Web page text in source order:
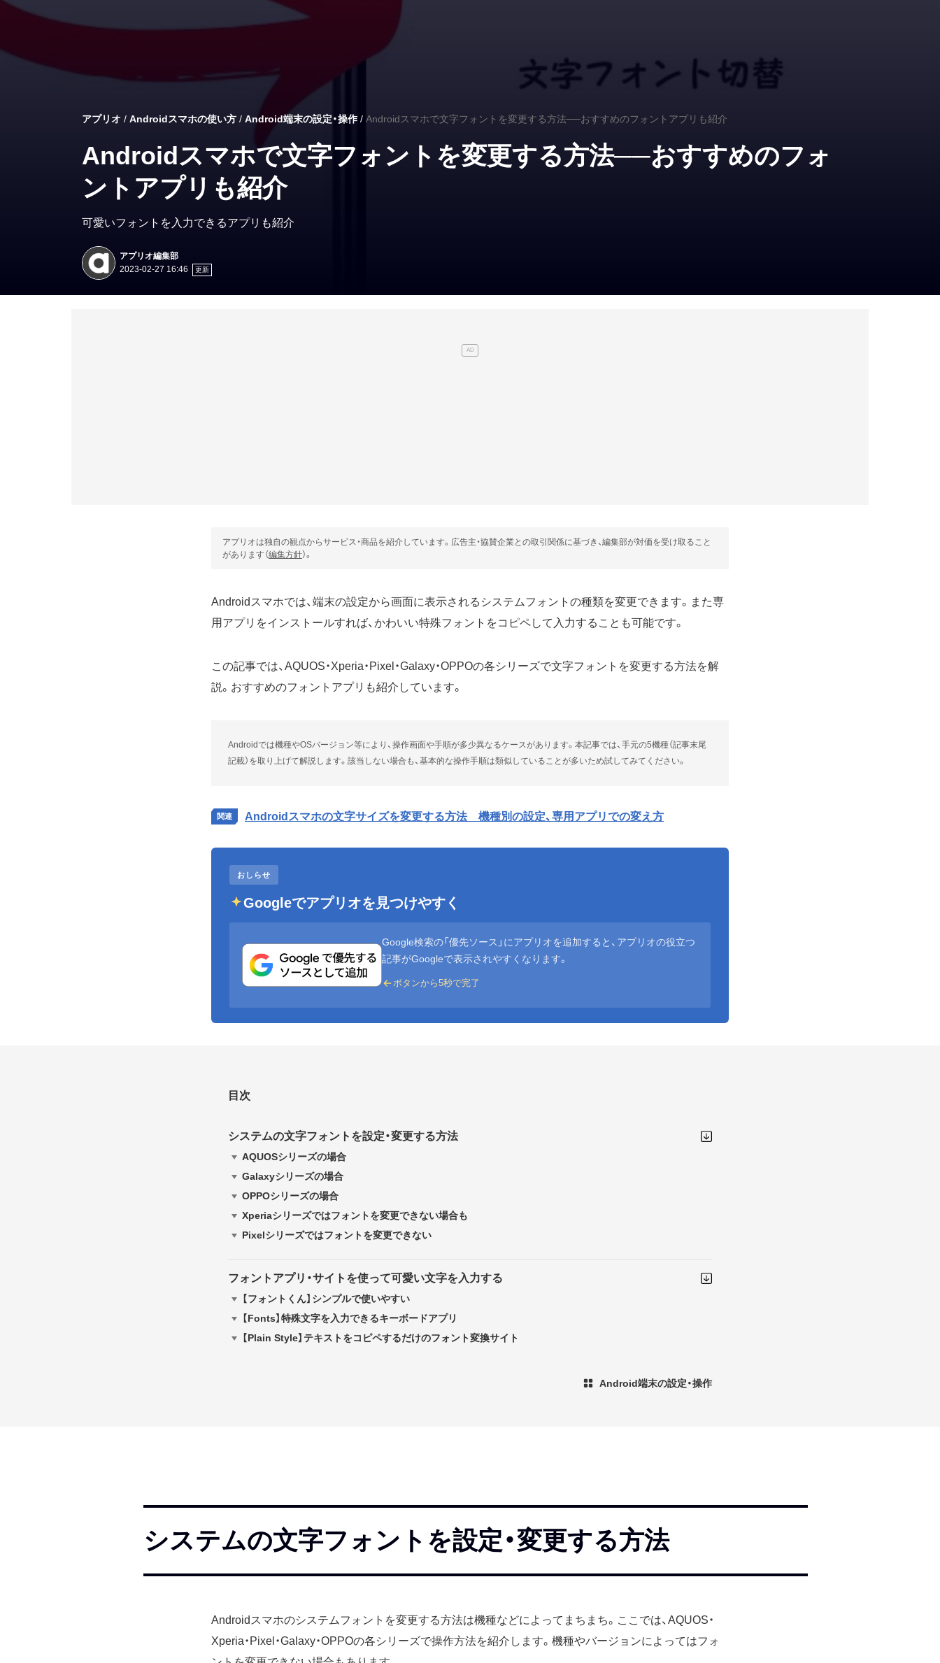
アプリオ Androidスマホの使い方 Android端末の設定・操作 Androidスマホで文字フォントを変更する方法──おすすめのフォントアプリも紹介
Androidスマホで文字フォントを変更する方法──おすすめのフォ
ントアプリも紹介
可愛いフォントを入力できるアプリも紹介
アプリオ編集部
2023-02-27 16:46
アプリオは独自の観点からサービス・商品を紹介しています。広告主・協賛企業との取引関係に基づき、編集部が対価を受け取ること
があります（編集方針）。
Androidスマホでは、端末の設定から画面に表示されるシステムフォントの種類を変更できます。また専
用アプリをインストールすれば、かわいい特殊フォントをコピペして入力することも可能です。
この記事では、AQUOS・Xperia・Pixel・Galaxy・OPPOの各シリーズで文字フォントを変更する方法を解
説。おすすめのフォントアプリも紹介しています。
Androidでは機種やOSバージョン等により、操作画面や手順が多少異なるケースがあります。本記事では、手元の5機種（記事末尾
記載）を取り上げて解説します。該当しない場合も、基本的な操作手順は類似していることが多いため試してみてください。
Androidスマホの文字サイズを変更する方法 機種別の設定、専用アプリでの変え方
おしらせ
Googleでアプリオを見つけやすく
Google検索の「優先ソース」にアプリオを追加すると、アプリオの役立つ
記事がGoogleで表示されやすくなります。
ボタンから5秒で完了
目次
システムの文字フォントを設定・変更する方法
AQUOSシリーズの場合
Galaxyシリーズの場合
OPPOシリーズの場合
Xperiaシリーズではフォントを変更できない場合も
Pixelシリーズではフォントを変更できない
フォントアプリ・サイトを使って可愛い文字を入力する
【フォントくん】シンプルで使いやすい
【Fonts】特殊文字を入力できるキーボードアプリ
【Plain Style】テキストをコピペするだけのフォント変換サイト
Android端末の設定・操作
システムの文字フォントを設定・変更する方法
Androidスマホのシステムフォントを変更する方法は機種などによってまちまち。ここでは、AQUOS・
Xperia・Pixel・Galaxy・OPPOの各シリーズで操作方法を紹介します。機種やバージョンによってはフォ